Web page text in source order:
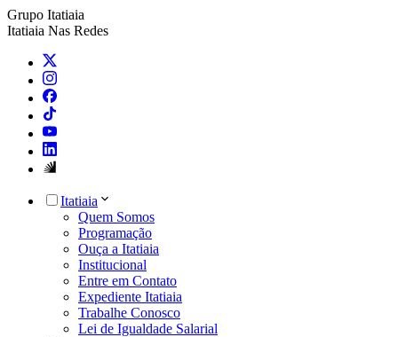
Grupo Itatiaia
Itatiaia Nas Redes
Itatiaia
Quem Somos
Programação
Ouça a Itatiaia
Institucional
Entre em Contato
Expediente Itatiaia
Trabalhe Conosco
Lei de Igualdade Salarial